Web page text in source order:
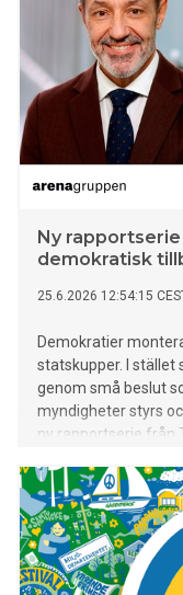
Ny
demokratisk
25.6.2026 12:54:15
Demokratier
statskupper. I stället
genom små beslut
myndigheter styrs
ny rapportserie från